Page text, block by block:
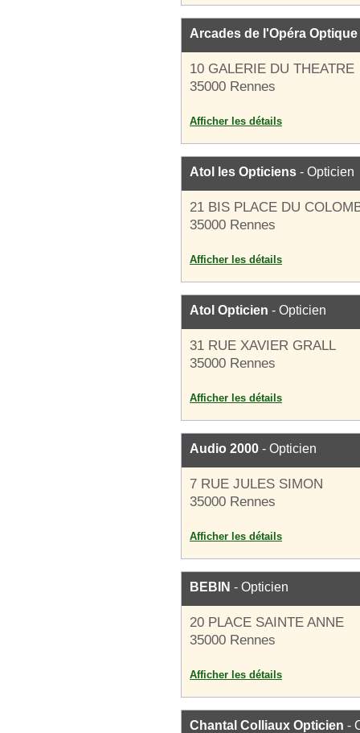
Arcades de l'Opéra Optique
10 GALERIE DU THEATRE
35000 Rennes
Afficher les détails
Atol les Opticiens - Opticien
21 BIS PLACE DU
35000 Rennes
Afficher les détails
Atol Opticien - Opticien
31 RUE XAVIER GRALL
35000 Rennes
Afficher les détails
Audio 2000 - Opticien
7 RUE JULES SIMON
35000 Rennes
Afficher les détails
BEBIN - Opticien
20 PLACE SAINTE ANNE
35000 Rennes
Afficher les détails
Chantal Colliaux Opticien -